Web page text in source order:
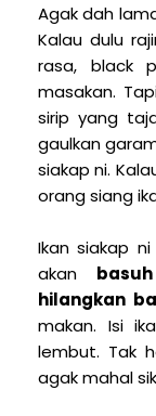
Agak dah
Kalau dulu
rasa, black
masakan.
sirip yang
gaulkan
siakap ni.
orang siang
Ikan siakap
akan
hilangkan
makan. Isi
lembut. Tak
agak mahal